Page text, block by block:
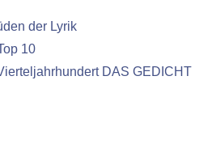
der Lyrik
10
DAS GEDICHT